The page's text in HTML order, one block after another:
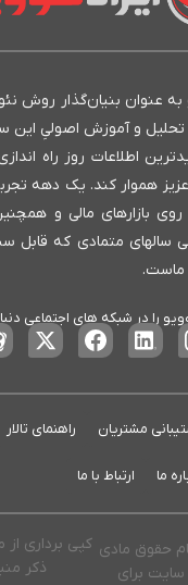
مشتریان راهنمای تالار
ما ارتباط با ما
به عنوان بنیان‌گذار روش
تحلیل و آموزش اصولیِ
اطلاعات روز راه
هموار کند. یک دهه
بازارهای مالی و
سالهای متمادی که قابل
ماست.
را در شبکه های اجتماعی
حقوق مادی
برای
کپی برداری
ذکر